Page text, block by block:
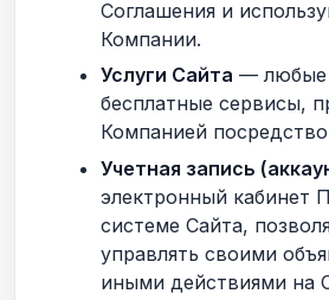
Соглашения и
Компании.
Услуги Сайта — любые
бесплатные сервисы,
Компанией
Учетная запись
электронный кабинет
системе Сайта,
управлять своими
иными действиями на